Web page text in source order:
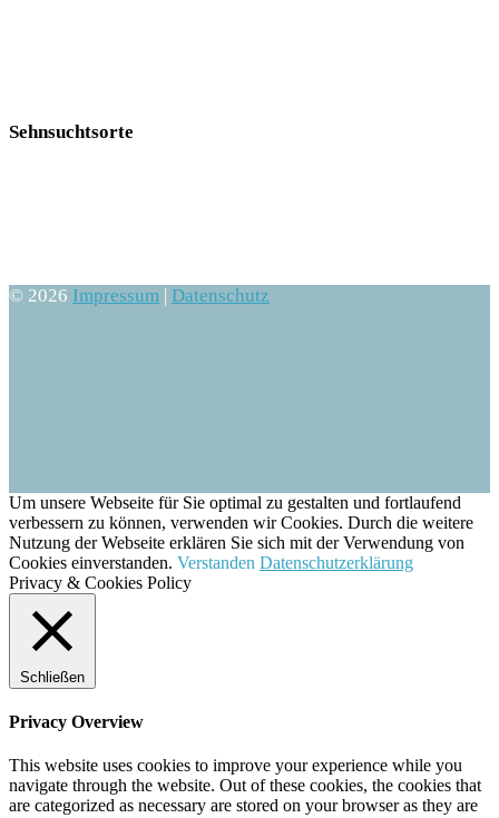
Sehnsuchtsorte
© 2026 Impressum | Datenschutz
Um unsere Webseite für Sie optimal zu gestalten und fortlaufend
verbessern zu können, verwenden wir Cookies. Durch die weitere
Nutzung der Webseite erklären Sie sich mit der Verwendung von
Cookies einverstanden. Verstanden Datenschutzerklärung
Privacy & Cookies Policy
Schließen
Privacy Overview
This website uses cookies to improve your experience while you
navigate through the website. Out of these cookies, the cookies that
are categorized as necessary are stored on your browser as they are